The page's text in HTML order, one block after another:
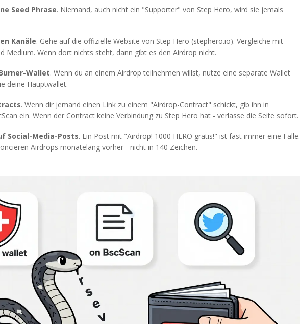
Seed Phrase. Niemand, auch nicht ein "Supporter" von Step Hero, wird sie jemals
Kanäle. Gehe auf die offizielle Website von Step Hero (stephero.io). Vergleiche mit
Medium. Wenn dort nichts steht, dann gibt es den Airdrop nicht.
Wallet. Wenn du an einem Airdrop teilnehmen willst, nutze eine separate Wallet
deine Hauptwallet.
. Wenn dir jemand einen Link zu einem "Airdrop-Contract" schickt, gib ihn in
ein. Wenn der Contract keine Verbindung zu Step Hero hat - verlasse die Seite sofort.
Social-Media-Posts. Ein Post mit "Airdrop! 1000 HERO gratis!" ist fast immer eine Falle.
Airdrops monatelang vorher - nicht in 140 Zeichen.